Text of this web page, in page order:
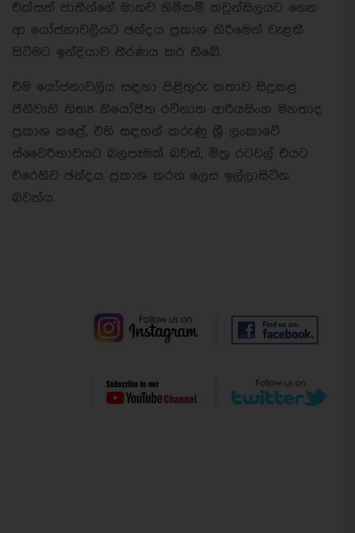
එක්සත් ජාතීන්ගේ මානව හිමිකම් කවුන්සිලයට ගෙන
ආ යෝජනාවලියට ඡන්දය ප්‍රකාශ කිරීමෙන් වැළකී
සිටීමට ඉන්දියාව තීරණය කර තිබේ.
එම යෝජනාවලිය සඳහා පිළිතුරු කතාව සිදුකළ
ජිනීවාහි නිත්‍ය නියෝජිත රවිනාත ආරියසිංහ මහතාද
ප්‍රකාශ කළේ, එහි සඳහන් කරුණු ශ්‍රී ලංකාවේ
ස්වෛරීභාවයට බලපෑමක් බවත්, මිත්‍ර රටවල් එයට
එරෙහිව ඡන්දය ප්‍රකාශ කරන ලෙස ඉල්ලාසිටින
බවත්ය.